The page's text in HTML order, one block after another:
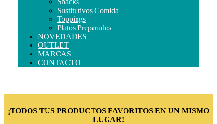
Sustitutivos Comida
Toppings
Platos Preparados
NOVEDADES
OUTLET
MARCAS
CONTACTO
¡TODOS TUS PRODUCTOS FAVORITOS EN UN MISMO
LUGAR!